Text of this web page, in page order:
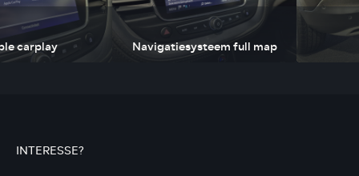
carplay Navigatiesysteem full map
INTERESSE?